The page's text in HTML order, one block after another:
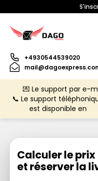
+4930544539020
💌 Le support par e-
📞 Le support
est disponible en
Calculer le prix
et réserver la